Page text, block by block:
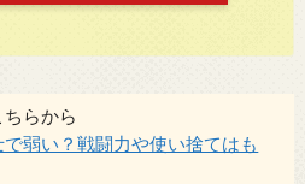
らから
弱い？戦闘力や使い捨てはも